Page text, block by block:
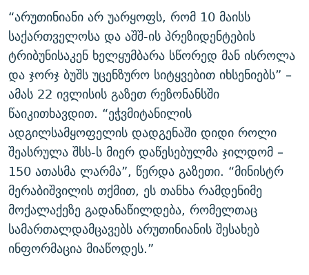
“არუთინიანი არ უარყოფს, რომ 10 მაისს
საქართველოსა და აშშ-ის პრეზიდენტების
ტრიბუნისაკენ ხელყუმბარა სწორედ მან ისროლა
და ჯორჯ ბუშს უცენზურო სიტყვებით იხსენიებს” –
ამას 22 ივლისის გაზეთ რეზონანსში
წაიკითხავდით. “ეჭვმიტანილის
ადგილსამყოფელის დადგენაში დიდი როლი
შეასრულა შსს-ს მიერ დაწესებულმა ჯილდომ –
150 ათასმა ლარმა”, წერდა გაზეთი. “მინისტრ
მერაბიშვილის თქმით, ეს თანხა რამდენიმე
მოქალაქეზე გადანაწილდება, რომელთაც
სამართალდამცავებს არუთინიანის შესახებ
ინფორმაცია მიაწოდეს.”